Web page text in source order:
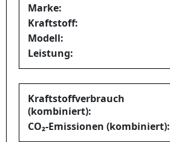
Marke:
Kraftstoff:
Modell:
Leistung:
Kraftstoffverbrauch
(kombiniert):
CO₂-Emissionen (kombiniert):